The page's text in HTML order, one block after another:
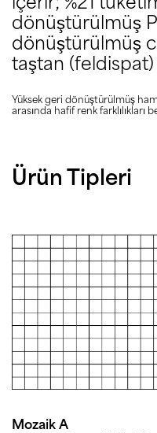
içerir; %21
dönüştürülmüş
dönüştürülmüş
taştan
Yüksek geri dönüştürülmüş
arasında hafif renk farklılıkları
Ürün Tipleri
Mozaik A